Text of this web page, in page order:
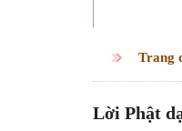
Trang
Lời Phật